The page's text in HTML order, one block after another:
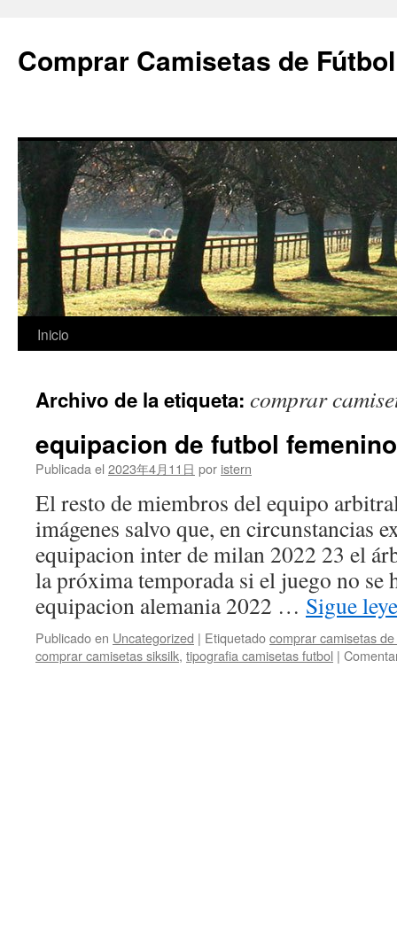
Comprar Camisetas de
Saltar
contenido
Inicio
Archivo de la etiqueta: comprar
equipacion de futbol femenino
Publicada el 2023年4月11日 por istern
El resto de miembros del equipo
imágenes salvo que, en circunstancias
equipacion inter de milan 2022 23 el
la próxima temporada si el juego no se
equipacion alemania 2022 … Sigue
Publicado en Uncategorized | Etiquetadocomprar camisetas
comprar camisetas siksilk, tipografia camisetas futbol |